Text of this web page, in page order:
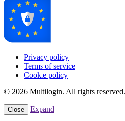
Privacy policy
Terms of service
Cookie policy
© 2026 Multilogin. All rights reserved.
Close Expand